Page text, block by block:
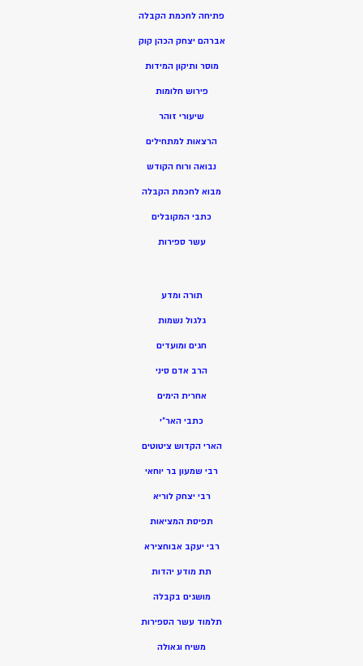
פתיחה לחכמת הקבלה
אברהם יצחק הכהן קוק
מוסר ותיקון המידות
פירוש חלומות
שיעורי זוהר
הרצאות למתחילים
נבואה ורוח הקודש
מבוא לחכמת הקבלה
כתבי המקובלים
עשר ספירות
תורה ומדע
גלגול נשמות
חגים ומועדים
הרב אדם סיני
אחרית הימים
כתבי האר”י
הארי הקדוש ציטוטים
רבי שמעון בר יוחאי
רבי יצחק לוריא
תפיסת המציאות
רבי יעקב אבוחצירא
תת מודע יהדות
מושגים בקבלה
תלמוד עשר הספירות
משיח וגאולה